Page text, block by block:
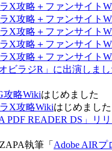
X攻略＋ファンサイト
X攻略＋ファンサイト
X攻略＋ファンサイト
X攻略＋ファンサイト
X攻略＋ファンサイト
ビラジR」に出演しま
攻略Wikiはじめました
X攻略Wikiはじめました
PDF READER DS」リ
執筆「 Adobe AIRプ